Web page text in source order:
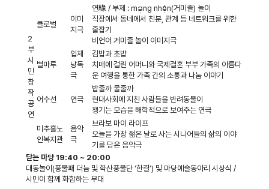
2
부
시
민
창
작
공
연
클로벌
이미
지극
연緣 / 부제 : mạng nhện(거미줄) 놀이
직장에서 동네에서 친분, 관계 등 네트워크를 위한
줄잡기
비언어 거미줄 놀이 이미지극
별마루
입체
낭독
극
김밥과 초밥
치매에 걸린 어머니와 국제결혼 부부 가족의 아름다
운 여행을 통한 가족 간의 소통과 나눔 이야기
어수선 연극
밥줄까 물줄까
현대사회에 지친 사람들을 반려동물이
챙기는 모습을 해학적으로 보여주는 연극
미추홀노
인복지관
음악
극
브라보 마이 라이프
오늘을 가장 젊은 날로 사는 시니어들의 삶의 이야
기를 담은 음악극
닫는 마당 19:40 ~ 20:00
대동놀이(풍물패 더늠 및 학산풍물단 ‘한결’) 및 마당예술동아리 시상식 /
시민이 함께 화합하는 무대